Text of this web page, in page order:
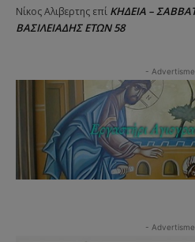
Νίκος Αλιβερτης επί ΚΗΔΕΙΑ –
ΒΑΣΙΛΕΙΑΔΗΣ ΕΤΩΝ 58
-
-